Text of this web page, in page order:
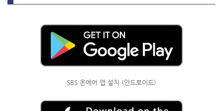
SBS 온에어 앱 설치 (안드로이드)